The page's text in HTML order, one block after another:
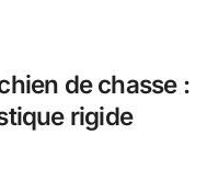
de chasse :
rigide